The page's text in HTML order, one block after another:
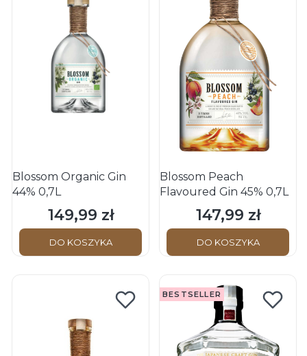
Blossom Organic Gin
44% 0,7L
Cena
149,99 zł
DO KOSZYKA
Blossom Peach
Flavoured Gin 45% 0,7L
Cena
147,99 zł
DO KOSZYKA
BESTSELLER